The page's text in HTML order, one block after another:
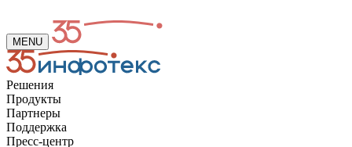
MENU
Решения
Продукты
Партнеры
Поддержка
Пресс-центр